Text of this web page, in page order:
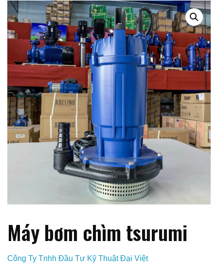
Máy bơm chìm tsurumi
Công Ty Tnhh Đầu Tư Kỹ Thuật Đại Việt